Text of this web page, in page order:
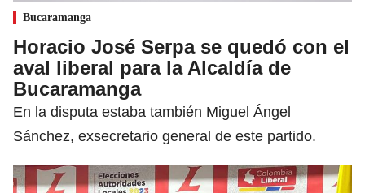
Bucaramanga
Horacio José Serpa se quedó con el
aval liberal para la Alcaldía de
Bucaramanga
En la disputa estaba también Miguel Ángel
Sánchez, exsecretario general de este partido.